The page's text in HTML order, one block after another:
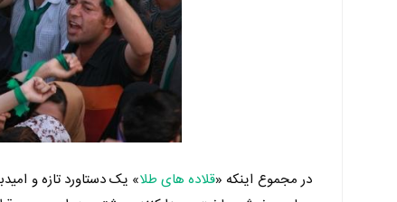
در مجموع اینکه «قلاده های طلا» یک دستاورد تازه و